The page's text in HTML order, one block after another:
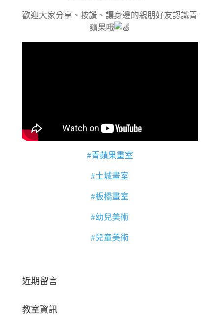
歡迎大家分享、按讚、讓身邊的親朋好友認識青
蘋果哦
#青蘋果畫室
#土城畫室
#板橋畫室
#幼兒美術
#兒童美術
近期留言
教室資訊